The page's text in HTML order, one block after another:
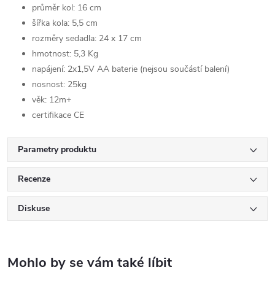
průměr kol: 16 cm
šířka kola: 5,5 cm
rozměry sedadla: 24 x 17 cm
hmotnost: 5,3 Kg
napájení: 2x1,5V AA baterie (nejsou součástí balení)
nosnost: 25kg
věk: 12m+
certifikace CE
Parametry produktu
Recenze
Diskuse